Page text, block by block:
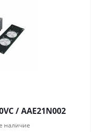
/ AAE21N002
наличие